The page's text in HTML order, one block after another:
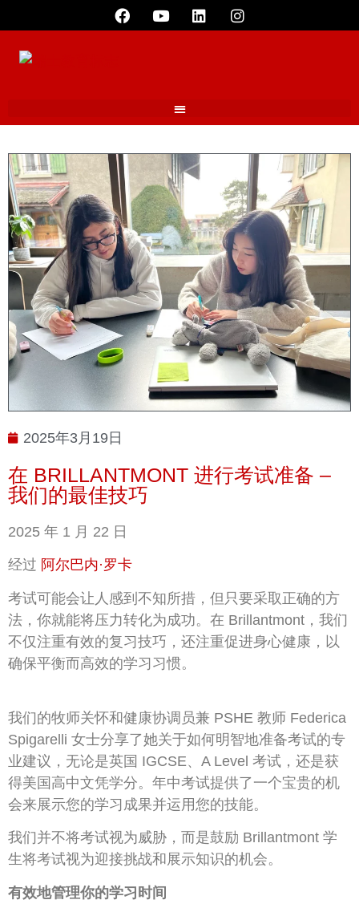
2025年3月19日
在 BRILLANTMONT 进行考试准备 –
我们的最佳技巧
2025 年 1 月 22 日
经过 阿尔巴内·罗卡
考试可能会让人感到不知所措，但只要采取正确的方
法，你就能将压力转化为成功。在 Brillantmont，我们
不仅注重有效的复习技巧，还注重促进身心健康，以
确保平衡而高效的学习习惯。
我们的牧师关怀和健康协调员兼 PSHE 教师 Federica
Spigarelli 女士分享了她关于如何明智地准备考试的专
业建议，无论是英国 IGCSE、A Level 考试，还是获
得美国高中文凭学分。年中考试提供了一个宝贵的机
会来展示您的学习成果并运用您的技能。
我们并不将考试视为威胁，而是鼓励 Brillantmont 学
生将考试视为迎接挑战和展示知识的机会。
有效地管理你的学习时间